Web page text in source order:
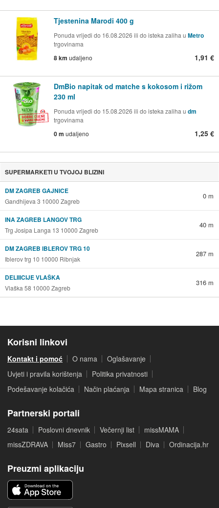
Tjestenina Marodi 400 g
Ponuda vrijedi do 16.08.2026 ili do isteka zaliha u Metro
trgovinama
8 km udaljeno 1,91 €
DmBio napitak od matche s kokosom i rižom
230 ml
Ponuda vrijedi do 15.08.2026 ili do isteka zaliha u dm
trgovinama
0 m udaljeno 1,25 €
SUPERMARKETI U TVOJOJ BLIZINI
DM ZAGREB GAJNICE
Gandhijeva 3 10000 Zagreb
0 m
INA ZAGREB LANGOV TRG
Trg Josipa Langa 13 10000 Zagreb
40 m
DM ZAGREB IBLEROV TRG 10
Iblerov trg 10 10000 Ribnjak
287 m
DELIIICIJE VLAŠKA
Vlaška 58 10000 Zagreb
316 m
Korisni linkovi
Kontakt i pomoć O nama
Oglašavanje
Uvjeti i pravila korištenja
Politika privatnosti
Podešavanje kolačića
Način plaćanja Mapa stranica Blog
Partnerski portali
24sata Poslovni dnevnik Večernji list
missMAMA
missZDRAVA
Miss7 Gastro Pixsell Diva Ordinacija.hr
Preuzmi aplikaciju